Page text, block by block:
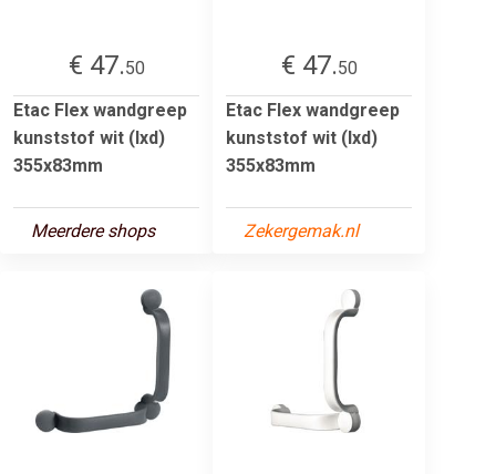
€ 47.50
Etac Flex wandgreep
kunststof wit (lxd)
355x83mm
Meerdere shops
€ 47.50
Etac Flex wandgreep
kunststof wit (lxd)
355x83mm
Zekergemak.nl